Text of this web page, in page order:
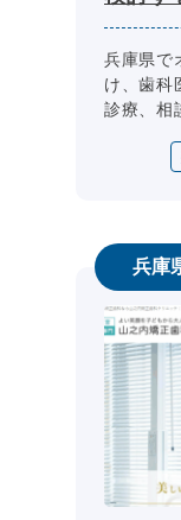
兵庫県で
け、歯科
診療、相
質問も紹
兵庫